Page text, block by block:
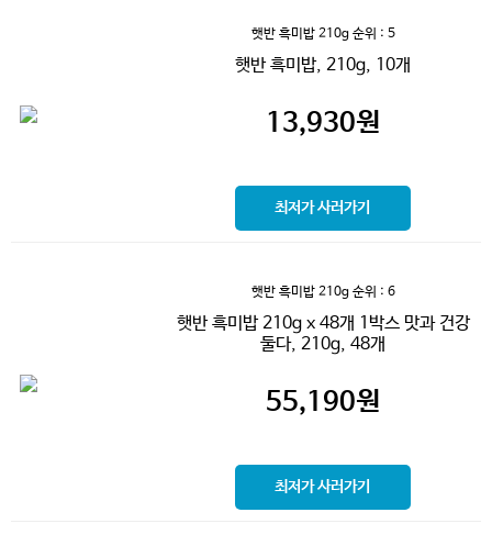
햇반 흑미밥 210g순위 : 5
햇반 흑미밥, 210g, 10개
13,930원
최저가 사러가기
햇반 흑미밥 210g순위 : 6
햇반 흑미밥 210g x 48개 1박스 맛과 건강
둘다, 210g, 48개
55,190원
최저가 사러가기